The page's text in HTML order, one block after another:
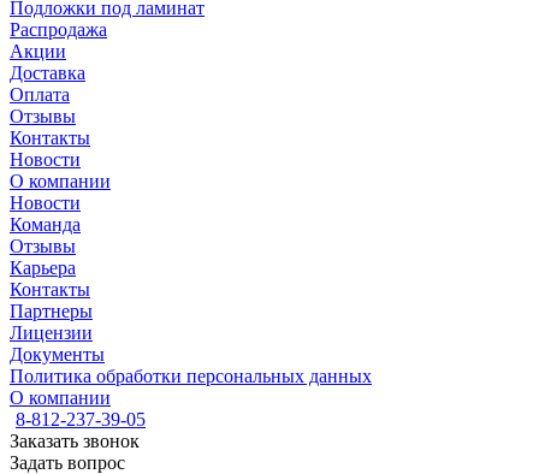
Подложки под ламинат
Распродажа
Акции
Доставка
Оплата
Отзывы
Контакты
Новости
О компании
Новости
Команда
Отзывы
Карьера
Контакты
Партнеры
Лицензии
Документы
Политика обработки персональных данных
О компании
8-812-237-39-05
Заказать звонок
Задать вопрос